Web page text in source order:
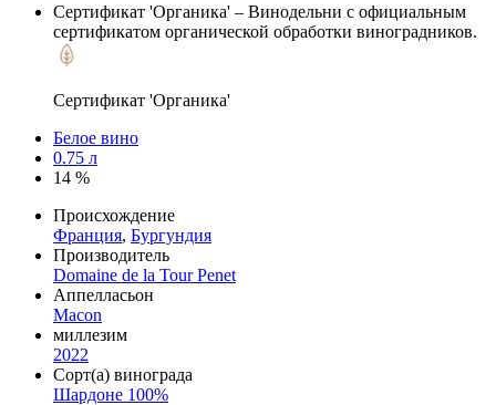
Сертификат 'Органика' – Винодельни с официальным
сертификатом органической обработки виноградников.
Сертификат 'Органика'
Белое вино
0.75 л
14 %
Происхождение
Франция, Бургундия
Производитель
Domaine de la Tour Penet
Аппелласьон
Macon
миллезим
2022
Сорт(а) винограда
Шардоне 100%